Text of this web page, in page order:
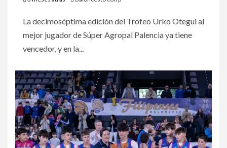
La decimoséptima edición del Trofeo Urko Otegui al
mejor jugador de Súper Agropal Palencia ya tiene
vencedor, y en la...